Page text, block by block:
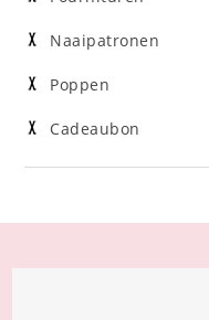
Naaipatronen
Poppen
Cadeaubon